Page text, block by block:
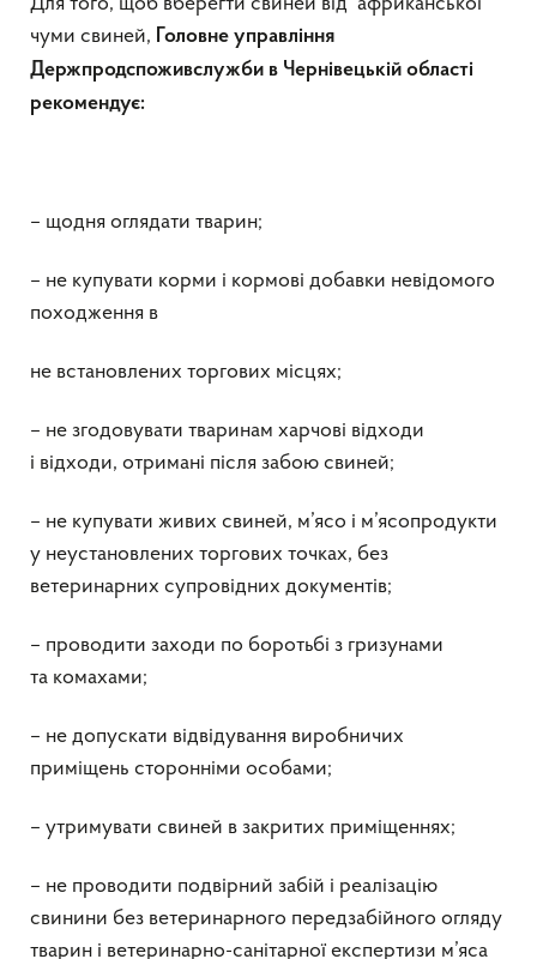
чуми свиней, Головне управління
Держпродспоживслужби в Чернівецькій області
рекомендує:
– щодня оглядати тварин;
– не купувати корми і кормові добавки невідомого
походження в
не встановлених торгових місцях;
– не згодовувати тваринам харчові відходи
і відходи, отримані після забою свиней;
– не купувати живих свиней, м’ясо і м’ясопродукти
у неустановлених торгових точках, без
ветеринарних супровідних документів;
– проводити заходи по боротьбі з гризунами
та комахами;
– не допускати відвідування виробничих
приміщень сторонніми особами;
– утримувати свиней в закритих приміщеннях;
– не проводити подвірний забій і реалізацію
свинини без ветеринарного передзабійного огляду
тварин і ветеринарно-санітарної експертизи м’яса